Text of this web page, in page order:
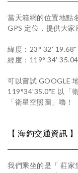
當天箱網的位置地點
GPS 定位，提供大家
緯度：23° 32'
經度：119° 34'
可以嘗試 GOOGLE
119°34'35.0"E 以「
「衛星空照圖」嚕！
【 海釣交通資訊 】
我們乘坐的是「 莊家